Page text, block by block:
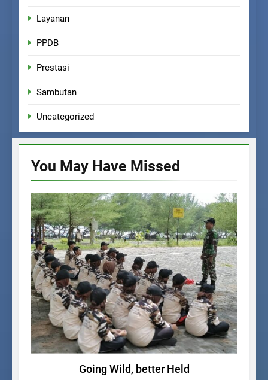
Layanan
PPDB
Prestasi
Sambutan
Uncategorized
You May Have Missed
KEGIATAN SISWA
Going Wild, better Held